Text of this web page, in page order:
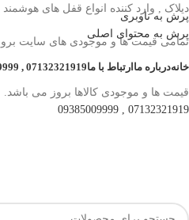
پرش به ناوبری
پرش به محتوای اصلی
دیلاک , وارد کننده انواع قفل های
تمامی قیمت ها و موجودی های سایت
خانهدرباره ما ارتباط با ما07132321919 , 09385009999
قیمت ها و موجودی کالاها بروز می باشد.
07132321919 , 09385009999